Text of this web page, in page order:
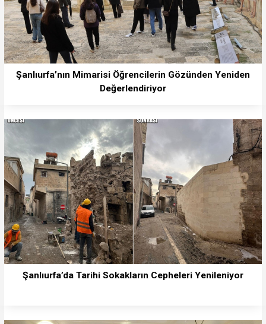
Şanlıurfa’nın Mimarisi Öğrencilerin Gözünden Yeniden
Değerlendiriyor
Şanlıurfa’da Tarihi Sokakların Cepheleri Yenileniyor